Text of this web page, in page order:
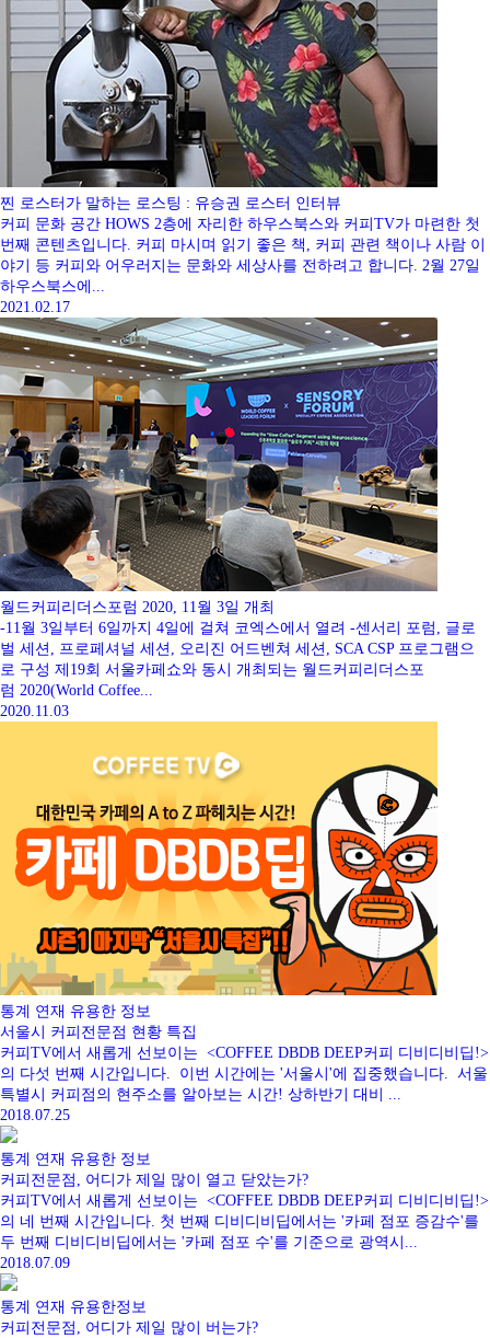
찐 로스터가 말하는 로스팅 : 유승권 로스터 인터뷰
커피 문화 공간 HOWS 2층에 자리한 하우스북스와 커피TV가 마련한 첫
번째 콘텐츠입니다. 커피 마시며 읽기 좋은 책, 커피 관련 책이나 사람 이
야기 등 커피와 어우러지는 문화와 세상사를 전하려고 합니다. 2월 27일
하우스북스에...
2021.02.17
월드커피리더스포럼 2020, 11월 3일 개최
-11월 3일부터 6일까지 4일에 걸쳐 코엑스에서 열려 -센서리 포럼, 글로
벌 세션, 프로페셔널 세션, 오리진 어드벤쳐 세션, SCA CSP 프로그램으
로 구성 제19회 서울카페쇼와 동시 개최되는 월드커피리더스포
럼 2020(World Coffee...
2020.11.03
통계 연재 유용한 정보
서울시 커피전문점 현황 특집
커피TV에서 새롭게 선보이는 <COFFEE DBDB DEEP커피 디비디비딥!>
의 다섯 번째 시간입니다. 이번 시간에는 '서울시'에 집중했습니다. 서울
특별시 커피점의 현주소를 알아보는 시간! 상하반기 대비 ...
2018.07.25
통계 연재 유용한 정보
커피전문점, 어디가 제일 많이 열고 닫았는가?
커피TV에서 새롭게 선보이는 <COFFEE DBDB DEEP커피 디비디비딥!>
의 네 번째 시간입니다. 첫 번째 디비디비딥에서는 '카페 점포 증감수'를
두 번째 디비디비딥에서는 '카페 점포 수'를 기준으로 광역시...
2018.07.09
통계 연재 유용한정보
커피전문점, 어디가 제일 많이 버는가?